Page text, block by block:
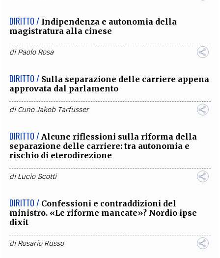
DIRITTO / Indipendenza e autonomia della
magistratura alla cinese
diPaolo Rosa
DIRITTO / Sulla separazione delle carriere appena
approvata dal parlamento
diCuno Jakob Tarfusser
DIRITTO / Alcune riflessioni sulla riforma della
separazione delle carriere: tra autonomia e
rischio di eterodirezione
diLucio Scotti
DIRITTO / Confessioni e contraddizioni del
ministro. «Le riforme mancate»? Nordio ipse
dixit
diRosario Russo